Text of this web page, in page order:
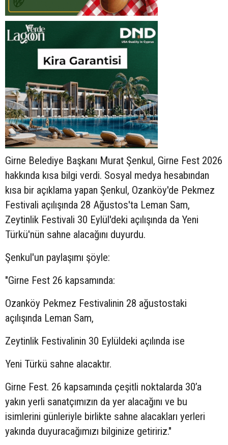
Girne Belediye Başkanı Murat Şenkul, Girne Fest 2026
hakkında kısa bilgi verdi. Sosyal medya hesabından
kısa bir açıklama yapan Şenkul, Ozanköy'de Pekmez
Festivali açılışında 28 Ağustos'ta Leman Sam,
Zeytinlik Festivali 30 Eylül'deki açılışında da Yeni
Türkü'nün sahne alacağını duyurdu.
Şenkul'un paylaşımı şöyle:
"Girne Fest 26 kapsamında:
Ozanköy Pekmez Festivalinin 28 ağustostaki
açılışında Leman Sam,
Zeytinlik Festivalinin 30 Eylüldeki açılında ise
Yeni Türkü sahne alacaktır.
Girne Fest. 26 kapsamında çeşitli noktalarda 30’a
yakın yerli sanatçımızın da yer alacağını ve bu
isimlerini günleriyle birlikte sahne alacakları yerleri
yakında duyuracağımızı bilginize getiririz."